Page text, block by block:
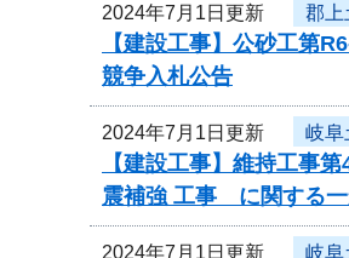
2024年7月1日更新 郡上
【建設工事】公砂工第
競争入札公告
2024年7月1日更新 岐阜
【建設工事】維持工事
震補強 工事 に関する
2024年7月1日更新 岐阜